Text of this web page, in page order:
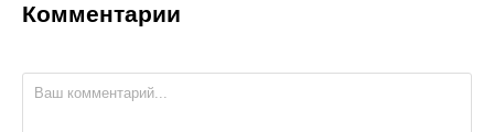
Комментарии